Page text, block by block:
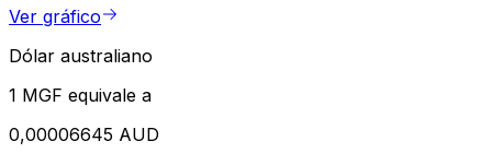
Ver gráfico
Dólar australiano
1 MGF equivale a
0,00006645 AUD